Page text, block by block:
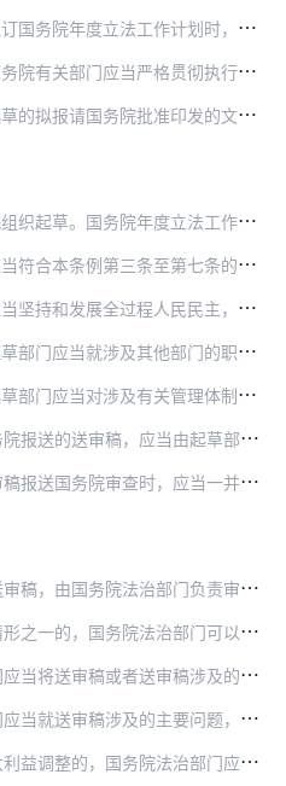
项目的成熟程度、紧迫程度，突出重点领域、新兴领域、涉外领域，统筹兼顾，加强评估论证。
工作，按照要求向国务院报送送审稿；报送国务院前，应当送国务院法治部门进行前置评估。国务院法治部门应…
准印发的文件涉及立法项目的，应当征求国务院法治部门意见。
规由国务院的一个部门或者几个部门具体负责起草工作，也可以确定由国务院法治部门起草或者组织起草。
例第三条至第七条的规定，并符合下列要求：
立法途径。起草部门应当通过多种方式深入调查研究，总结实践经验，广泛听取有关机关、组织和公民的意见…
系紧密的规定，与有关部门充分协商，涉及部门职责分工、行政许可、财政支持、税收优惠政策的，应当征得机…
体制、政策等需要国务院决策的重大问题提出解决方案，报国务院决定。
送审稿，应当由起草部门主要负责人签发。
并报送送审稿的说明和有关材料。修改行政法规的，还应当报送修改前后的对照文本。
负责审查。国务院法治部门应当完善政府立法审查制度，提高审查质效。
院法治部门可以缓办或者退回，并书面告知起草部门：
务院有关部门、地方人民政府、有关组织和专家等各方面征求意见。国务院有关部门、地方人民政府应当在规定期限内…
题，深入基层进行实地调查研究，听取基层有关机关、组织和公民的意见。
证咨询，广泛听取有关方面的意见。论证咨询可以采取座谈会、论证会、听证会、委托研究等多种形式。